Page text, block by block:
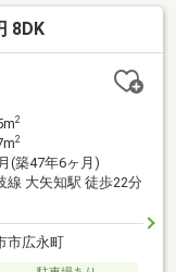
8DK
2
2
(築47年6ヶ月)
線 大矢知駅 徒歩22分
市広永町